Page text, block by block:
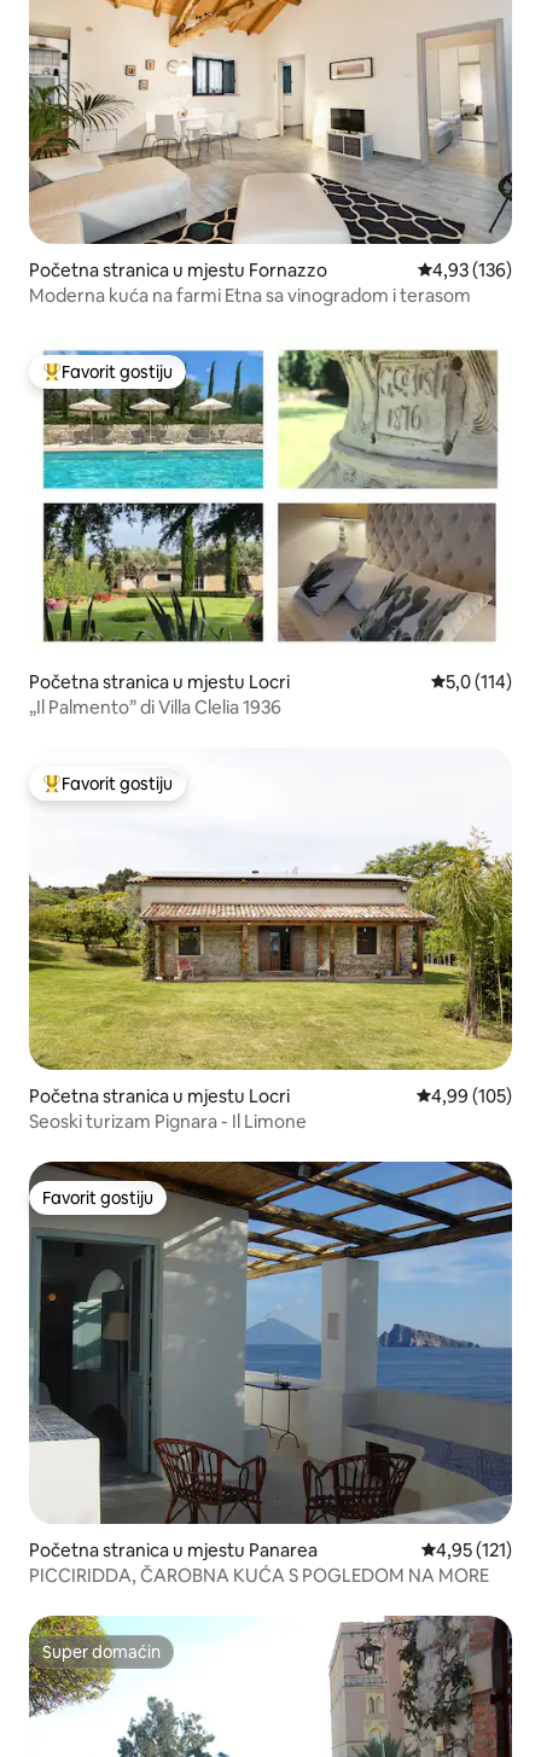
Početna stranica u mjestu Fornazzo prosječna
4,93 (136)
Moderna kuća na farmi Etna sa vinogradom i terasom
Glavni favorit gostiju
Favorit gostiju
Početna stranica u mjestu Locri prosječna
5,0 (114)
„Il Palmento” di Villa Clelia 1936
Glavni favorit gostiju
Favorit gostiju
Početna stranica u mjestu Locri prosječna
4,99 (105)
Seoski turizam Pignara - Il Limone
Favorit gostiju
Favorit gostiju
Početna stranica u mjestu Panarea prosječna
4,95 (121)
PICCIRIDDA, ČAROBNA KUĆA S POGLEDOM NA MORE
Super domaćin
Super domaćin